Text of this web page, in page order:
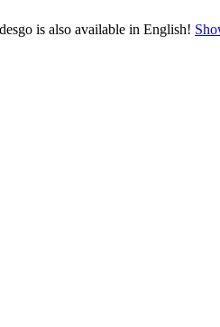
is also available in English!